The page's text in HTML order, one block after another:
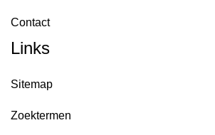
Contact
Links
Sitemap
Zoektermen